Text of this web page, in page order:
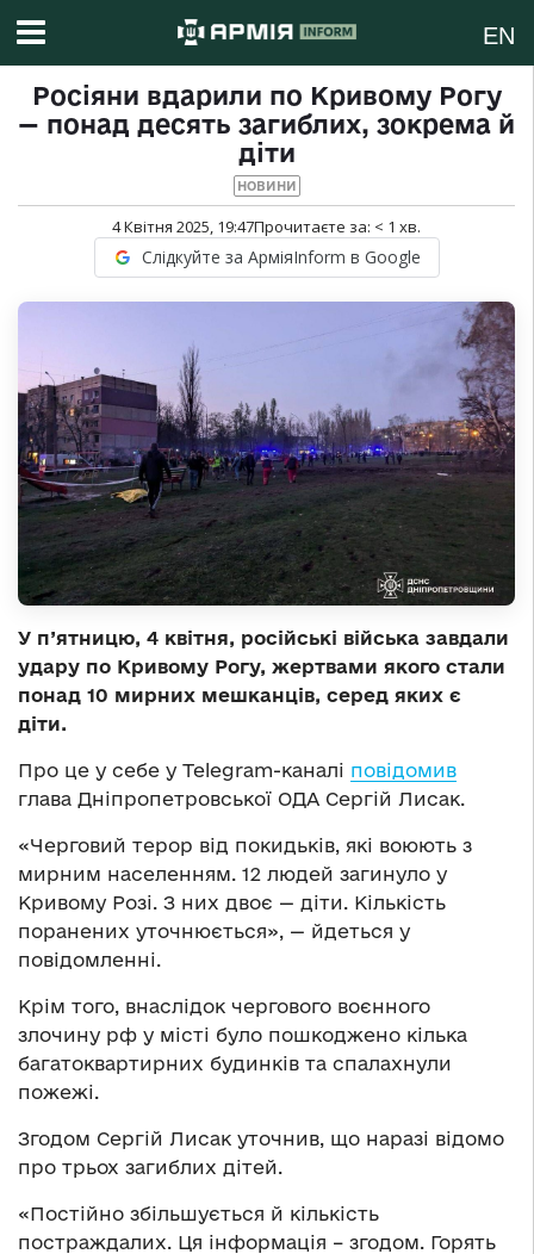
EN
Росіяни вдарили по Кривому Рогу
— понад десять загиблих, зокрема й
діти
НОВИНИ
4 Квітня 2025, 19:47Прочитаєте за: < 1 хв.
Слідкуйте за АрміяInform в Google
У п’ятницю, 4 квітня, російські війська завдали
удару по Кривому Рогу, жертвами якого стали
понад 10 мирних мешканців, серед яких є
діти.
Про це у себе у Telegram-каналі повідомив
глава Дніпропетровської ОДА Сергій Лисак.
«Черговий терор від покидьків, які воюють з
мирним населенням. 12 людей загинуло у
Кривому Розі. З них двоє — діти. Кількість
поранених уточнюється», — йдеться у
повідомленні.
Крім того, внаслідок чергового воєнного
злочину рф у місті було пошкоджено кілька
багатоквартирних будинків та спалахнули
пожежі.
Згодом Сергій Лисак уточнив, що наразі відомо
про трьох загиблих дітей.
«Постійно збільшується й кількість
постраждалих. Ця інформація – згодом. Горять